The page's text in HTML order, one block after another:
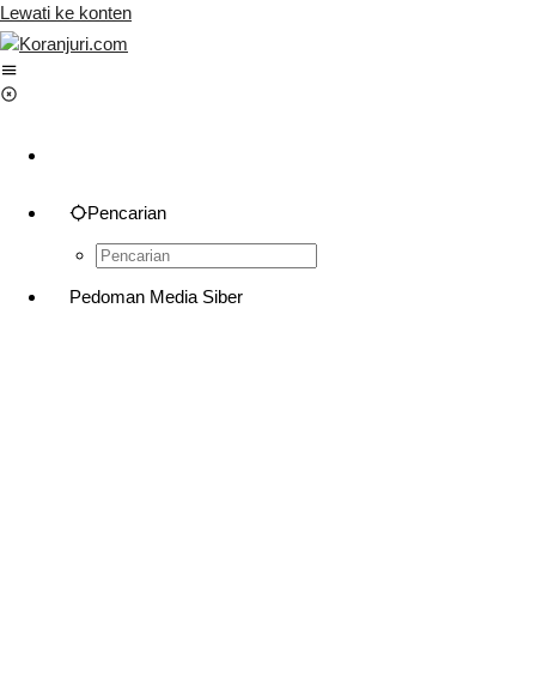
Lewati ke konten
Pencarian
Pedoman Media Siber